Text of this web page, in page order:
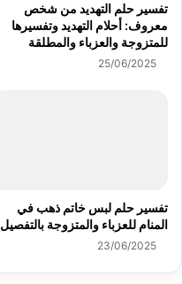
تفسير حلم التهديد من شخص
معروف: أحلام التهديد وتفسيرها
للمتزوجة والعزباء والمطلقة
25/06/2025
تفسير حلم لبس خاتم ذهب في
المنام للعزباء والمتزوجة بالتفصيل
23/06/2025